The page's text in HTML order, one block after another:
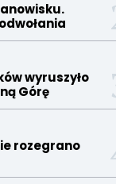
wyruszyło
Górę
rozegrano